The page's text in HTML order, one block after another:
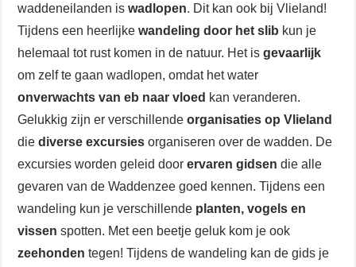
waddeneilanden iswadlopen. Dit kan ook bij Vlieland!
Tijdens een heerlijkewandeling door het slib kun je
helemaal tot rust komen in de natuur. Het isgevaarlijk
om zelf te gaan wadlopen, omdat het water
onverwachts van eb naar vloed kan veranderen.
Gelukkig zijn er verschillendeorganisaties op Vlieland
diediverse excursies organiseren over de wadden. De
excursies worden geleid doorervaren gidsen die alle
gevaren van de Waddenzee goed kennen. Tijdens een
wandeling kun je verschillende planten, vogels en
vissen spotten. Met een beetje geluk kom je ook
zeehonden tegen! Tijdens de wandeling kan de gids je